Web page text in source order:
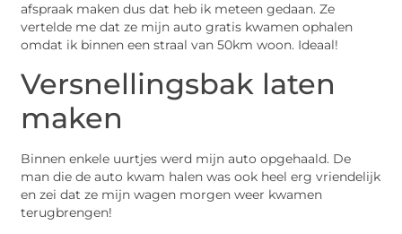
afspraak maken dus dat heb ik meteen gedaan. Ze
vertelde me dat ze mijn auto gratis kwamen ophalen
omdat ik binnen een straal van 50km woon. Ideaal!
Versnellingsbak laten
maken
Binnen enkele uurtjes werd mijn auto opgehaald. De
man die de auto kwam halen was ook heel erg vriendelijk
en zei dat ze mijn wagen morgen weer kwamen
terugbrengen!